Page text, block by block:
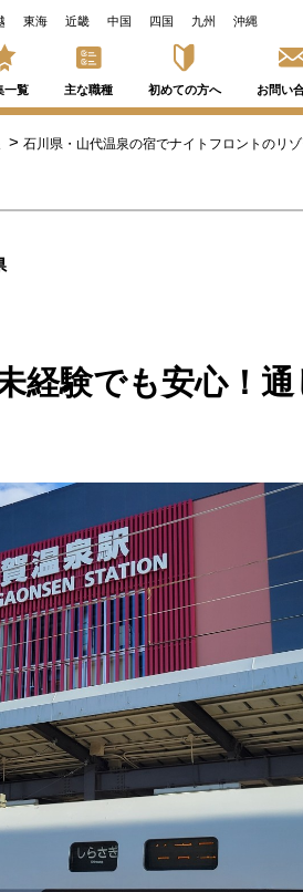
東海 近畿 中国 四国 九州 沖縄
一覧 主な職種 初めての方へ お問い
石川県・山代温泉の宿でナイトフロントのリ
経験でも安心！